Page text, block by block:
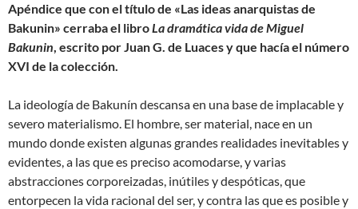
Apéndice que con el título de «Las ideas anarquistas de
Bakunin» cerraba el libroLa dramática vida de Miguel
Bakunin, escrito por Juan G. de Luaces y que hacía el número
XVI de la colección.
La ideología de Bakunín descansa en una base de implacable y
severo materialismo. El hombre, ser material, nace en un
mundo donde existen algunas grandes realidades inevitables y
evidentes, a las que es preciso acomodarse, y varias
abstracciones corporeizadas, inútiles y despóticas, que
entorpecen la vida racional del ser, y contra las que es posible y